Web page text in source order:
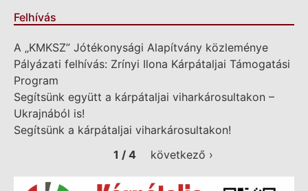
Felhívás
A „KMKSZ” Jótékonysági Alapítvány közleménye
Pályázati felhívás: Zrínyi Ilona Kárpátaljai Támogatási
Program
Segítsünk együtt a kárpátaljai viharkárosultakon –
Ukrajnából is!
Segítsünk a kárpátaljai viharkárosultakon!
1 / 4
következő ›